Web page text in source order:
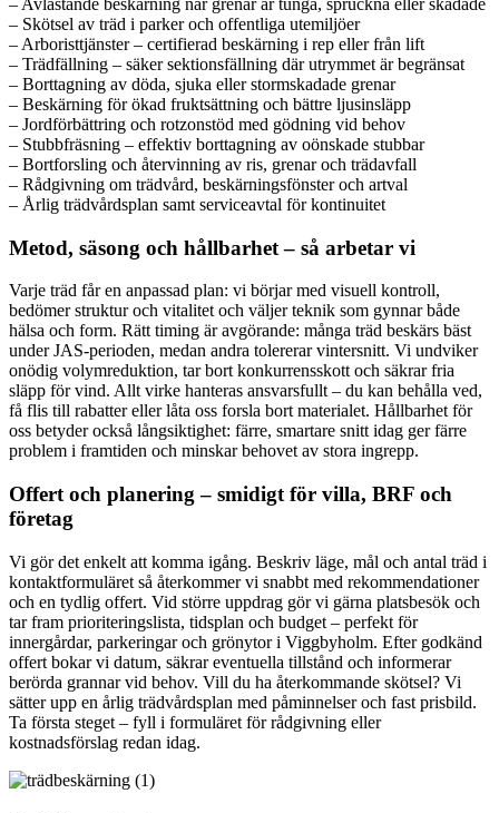
– Avlastande beskärning när grenar är tunga, spruckna eller skadade
– Skötsel av träd i parker och offentliga utemiljöer
– Arboristtjänster – certifierad beskärning i rep eller från lift
– Trädfällning – säker sektionsfällning där utrymmet är begränsat
– Borttagning av döda, sjuka eller stormskadade grenar
– Beskärning för ökad fruktsättning och bättre ljusinsläpp
– Jordförbättring och rotzonstöd med gödning vid behov
– Stubbfräsning – effektiv borttagning av oönskade stubbar
– Bortforsling och återvinning av ris, grenar och trädavfall
– Rådgivning om trädvård, beskärningsfönster och artval
– Årlig trädvårdsplan samt serviceavtal för kontinuitet
Metod, säsong och hållbarhet – så arbetar vi
Varje träd får en anpassad plan: vi börjar med visuell kontroll,
bedömer struktur och vitalitet och väljer teknik som gynnar både
hälsa och form. Rätt timing är avgörande: många träd beskärs bäst
under JAS-perioden, medan andra tolererar vintersnitt. Vi undviker
onödig volymreduktion, tar bort konkurrensskott och säkrar fria
släpp för vind. Allt virke hanteras ansvarsfullt – du kan behålla ved,
få flis till rabatter eller låta oss forsla bort materialet. Hållbarhet för
oss betyder också långsiktighet: färre, smartare snitt idag ger färre
problem i framtiden och minskar behovet av stora ingrepp.
Offert och planering – smidigt för villa, BRF och
företag
Vi gör det enkelt att komma igång. Beskriv läge, mål och antal träd i
kontaktformuläret så återkommer vi snabbt med rekommendationer
och en tydlig offert. Vid större uppdrag gör vi gärna platsbesök och
tar fram prioriteringslista, tidsplan och budget – perfekt för
innergårdar, parkeringar och grönytor i Viggbyholm. Efter godkänd
offert bokar vi datum, säkrar eventuella tillstånd och informerar
berörda grannar vid behov. Vill du ha återkommande skötsel? Vi
sätter upp en årlig trädvårdsplan med påminnelser och fast prisbild.
Ta första steget – fyll i formuläret för rådgivning eller
kostnadsförslag redan idag.